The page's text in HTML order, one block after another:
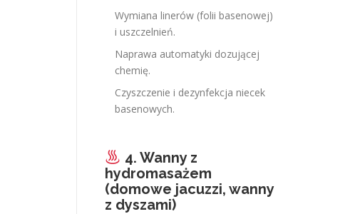
Wymiana linerów (folii basenowej)
i uszczelnień.
Naprawa automatyki dozującej
chemię.
Czyszczenie i dezynfekcja niecek
basenowych.
4. Wanny z
hydromasażem
(domowe jacuzzi, wanny
z dyszami)